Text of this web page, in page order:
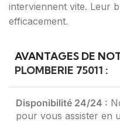
interviennent vite. Leur
efficacement.
AVANTAGES DE
PLOMBERIE 75011 :
Disponibilité 24/24 :
pour vous assister en